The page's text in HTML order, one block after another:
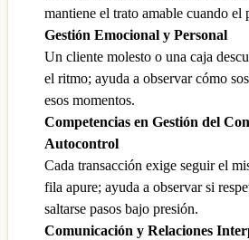
mantiene el trato amable cuando el
Gestión Emocional y Personal
Un cliente molesto o una caja
el ritmo; ayuda a observar cómo
esos momentos.
Competencias en Gestión del
Autocontrol
Cada transacción exige seguir el
fila apure; ayuda a observar si
saltarse pasos bajo presión.
Comunicación y Relaciones